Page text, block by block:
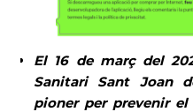
El 16 de març del
Sanitari Sant Joan
pioner per prevenir